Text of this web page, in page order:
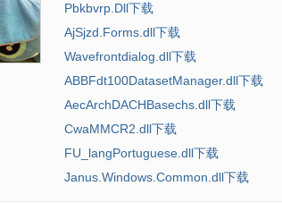
Pbkbvrp.Dll下载
AjSjzd.Forms.dll下载
Wavefrontdialog.dll下载
ABBFdt100DatasetManager.dll下载
AecArchDACHBasechs.dll下载
CwaMMCR2.dll下载
FU_langPortuguese.dll下载
Janus.Windows.Common.dll下载